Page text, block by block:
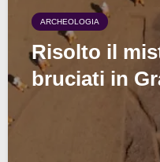
ARCHEOLOGIA
Risolto il
bruciati in